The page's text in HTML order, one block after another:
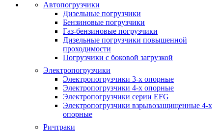
Автопогрузчики
Дизельные погрузчики
Бензиновые погрузчики
Газ-бензиновые погрузчики
Дизельные погрузчики повышенной
проходимости
Погрузчики с боковой загрузкой
Электропогрузчики
Электропогрузчики 3-х опорные
Электропогрузчики 4-х опорные
Электропогрузчики серии EFG
Электропогрузчики взрывозащищенные 4-х
опорные
Ричтраки